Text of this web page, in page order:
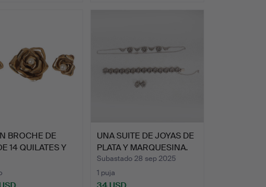
BROCHE DE
14 QUILATES Y
UNA SUITE DE JOYAS DE
PLATA Y MARQUESINA.
Subastado 28 sep 2025
1 puja